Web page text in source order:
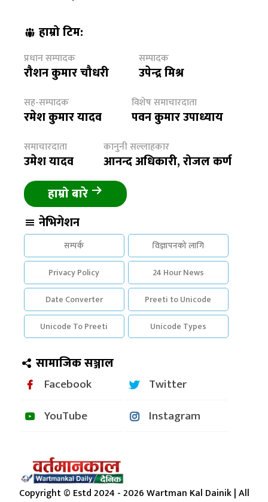
हाम्रो टिम:
प्रधान सम्पादक
रौशन कुमार चौधरी
सम्पादक
उपेन्द्र मिश्र
सह-सम्पादक
रमेश कुमार यादव
विशेष समाचारदाता
पवन कुमार उपाध्याय
समाचारदाता
उमेश यादव
कानुनी सल्लाहकार
आनन्द अधिकारी, रोजल कर्ण
हाम्रो बारे
नेभिगेशन
सम्पर्क
विज्ञापनको लागि
Privacy Policy
24 Hour News
Date Converter
Preeti to Unicode
Unicode To Preeti
Unicode Types
सामाजिक सञ्जाल
Facebook
Twitter
YouTube
Instagram
Copyright © Estd 2024 - 2026 Wartman Kal Dainik | All